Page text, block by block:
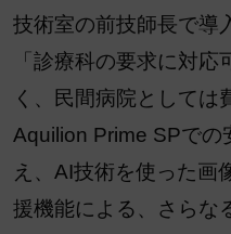
技術室の前技師長で導
「診療科の要求に対
く、民間病院としては
Aquilion Prime SPでの
え、AI技術を使った画
援機能による、さらな